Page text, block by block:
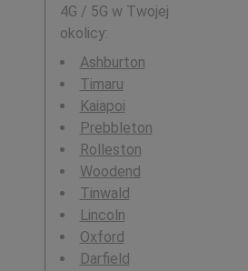
4G / 5G w Twojej
okolicy:
Ashburton
Timaru
Kaiapoi
Prebbleton
Rolleston
Woodend
Tinwald
Lincoln
Oxford
Darfield